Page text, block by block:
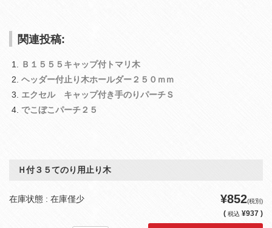
関連投稿:
Ｂ１５５５キャップ付トマリ木
ヘッダー付止り木ホールダー２５０ｍｍ
エクセル キャップ付き手のりパーチＳ
でこぼこパーチ２５
Ｈ付３５てのり用止り木
在庫状態 : 在庫僅少 ¥852(税別)
( 税込 ¥937 )